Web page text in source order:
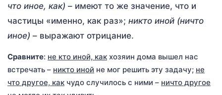
что иное, как) – имеют то же значение, что и
частицы «именно, как раз»; никто иной (ничто
иное) – выражают отрицание.
Сравните: не кто иной, как хозяин дома вышел нас
встречать – никто иной не мог решить эту задачу; не
что другое, как чудо случилось с ними – ничто другое